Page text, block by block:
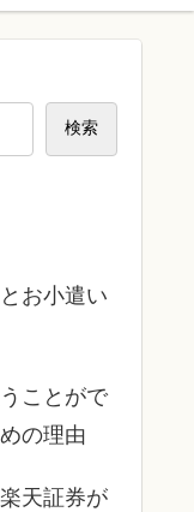
検索
お小遣い
ことがで
の理由
天証券が